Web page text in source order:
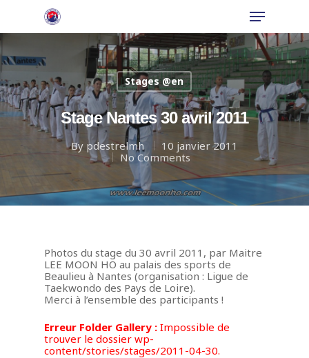
Hit enter to search or ESC to close
Stages @en
Stage Nantes 30 avril 2011
By pdestrelmh
10 janvier 2011
No Comments
Photos du stage du 30 avril 2011, par Maitre
LEE MOON HO au palais des sports de
Beaulieu à Nantes (organisation : Ligue de
Taekwondo des Pays de Loire).
Merci à l’ensemble des participants !
Erreur Folder Gallery : Impossible de
trouver le dossier wp-
content/stories/stages/2011-04-30.